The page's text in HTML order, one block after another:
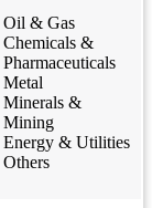
Oil & Gas
Chemicals &
Pharmaceuticals
Metal
Minerals &
Mining
Energy & Utilities
Others